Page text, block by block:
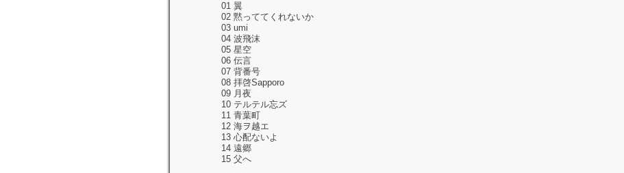
01 翼
02 黙っててくれないか
03 umi
04 波飛沫
05 星空
06 伝言
07 背番号
08 拝啓Sapporo
09 月夜
10 テルテル忘ズ
11 青葉町
12 海ヲ越エ
13 心配ないよ
14 遠郷
15 父へ